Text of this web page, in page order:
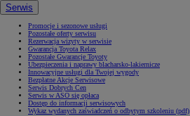
Serwis
Promocje i sezonowe usługi
Pozostałe oferty serwisu
Rezerwacja wizyty w serwisie
Gwarancja Toyota Relax
Pozostałe Gwarancje Toyoty
Ubezpieczenia i naprawy blacharsko-lakiernicze
Innowacyjne usługi dla Twojej wygody
Bezpłatne Akcje Serwisowe
Serwis Dobrych Cen
Serwis w ASO się opłaca
Dostęp do informacji serwisowych
Wykaz wydanych zaświadczeń o odbytym szkoleniu (pdf)